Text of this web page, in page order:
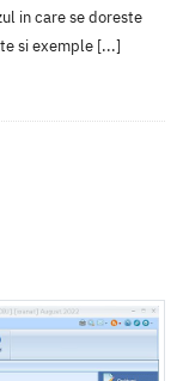
in care se doreste
si exemple [...]